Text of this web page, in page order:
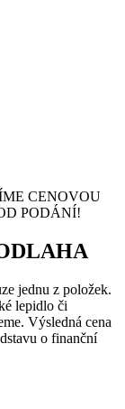
CENOVOU
PODÁNÍ!
jednu z položek.
lepidlo či
Výsledná cena
o finanční